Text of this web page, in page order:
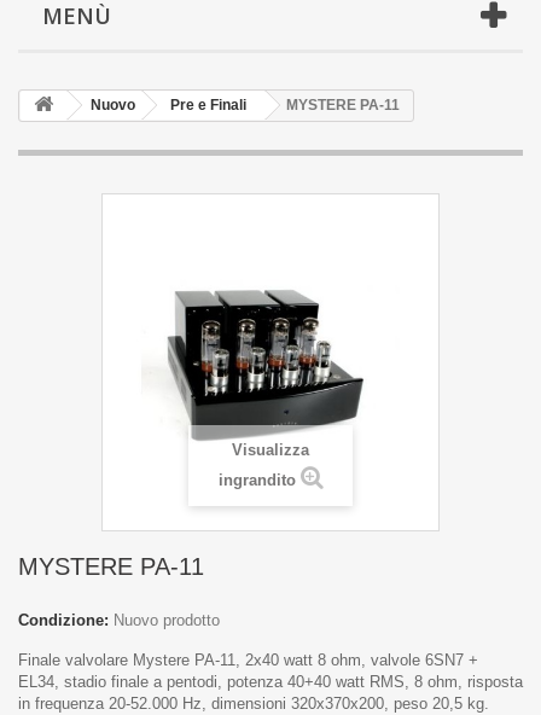
MENÙ
Nuovo Pre e Finali MYSTERE PA-11
Visualizza
ingrandito
MYSTERE PA-11
Condizione: Nuovo prodotto
Finale valvolare Mystere PA-11, 2x40 watt 8 ohm, valvole 6SN7 +
EL34, stadio finale a pentodi, potenza 40+40 watt RMS, 8 ohm, risposta
in frequenza 20-52.000 Hz, dimensioni 320x370x200, peso 20,5 kg.